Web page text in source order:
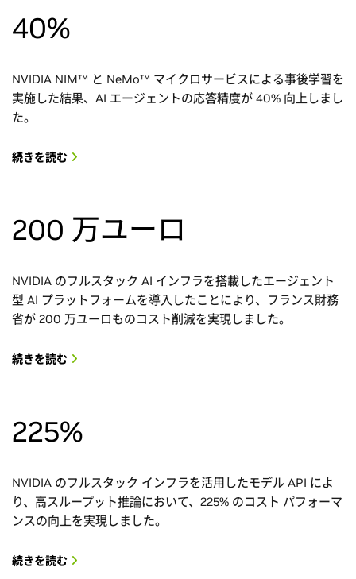
40%
NVIDIA NIM™ と NeMo™ マイクロサービスによる事後学習を
実施した結果、AI エージェントの応答精度が 40% 向上しまし
た。
続きを読む
200 万ユーロ
NVIDIA のフルスタック AI インフラを搭載したエージェント
型 AI プラットフォームを導入したことにより、フランス財務
省が 200 万ユーロものコスト削減を実現しました。
続きを読む
225%
NVIDIA のフルスタック インフラを活用したモデル API によ
り、高スループット推論において、225% のコスト パフォーマ
ンスの向上を実現しました。
続きを読む